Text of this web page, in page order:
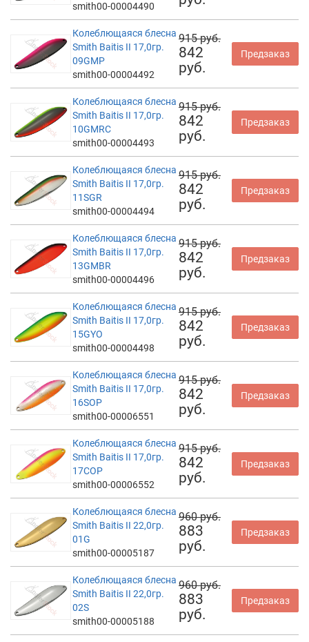
smith00-00004490
Колеблющаяся блесна
Smith Baitis II 17,0гр.
09GMP
smith00-00004492
915 руб.
842
руб.
Предзаказ
Колеблющаяся блесна
Smith Baitis II 17,0гр.
10GMRC
smith00-00004493
915 руб.
842
руб.
Предзаказ
Колеблющаяся блесна
Smith Baitis II 17,0гр.
11SGR
smith00-00004494
915 руб.
842
руб.
Предзаказ
Колеблющаяся блесна
Smith Baitis II 17,0гр.
13GMBR
smith00-00004496
915 руб.
842
руб.
Предзаказ
Колеблющаяся блесна
Smith Baitis II 17,0гр.
15GYO
smith00-00004498
915 руб.
842
руб.
Предзаказ
Колеблющаяся блесна
Smith Baitis II 17,0гр.
16SOP
smith00-00006551
915 руб.
842
руб.
Предзаказ
Колеблющаяся блесна
Smith Baitis II 17,0гр.
17COP
smith00-00006552
915 руб.
842
руб.
Предзаказ
Колеблющаяся блесна
Smith Baitis II 22,0гр.
01G
smith00-00005187
960 руб.
883
руб.
Предзаказ
Колеблющаяся блесна
Smith Baitis II 22,0гр.
02S
smith00-00005188
960 руб.
883
руб.
Предзаказ